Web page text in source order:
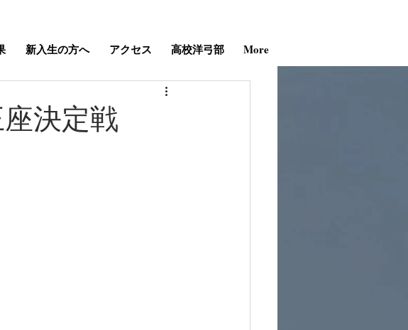
新入生の方へ アクセス 高校洋弓部 More
決定戦